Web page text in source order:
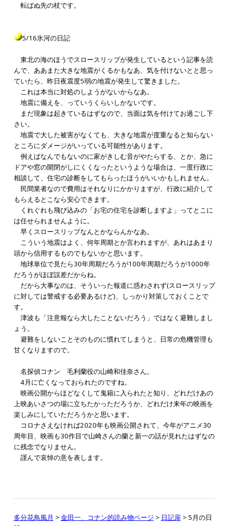
転ばぬ先の杖です。
5/16氷河の日記
東北の海のほうでスロースリップが発生しているという記事を読
んで、ああまた大きな地震がくるかもなあ、気を付けないとと思っ
ていたら、昨日夜震度5弱の地震が発生して驚きました。
これは本当に対処のしようがないからなあ。
地震に備えを、っていうくらいしかないです。
まだ現象は起きているはずなので、当面は気を付けてお過ごし下
さい。
地震で大した被害がなくても、大きな地震が度重なると知らない
ところにダメージがいっている可能性があります。
例えばなんでもないのに家がきしむ音がやたらする、とか、急に
ドアや窓の開閉がしにくくなったというような場合は、一度行政に
相談して、住宅の診断をしてもらったほうがいいかもしれません。
民間業者なので費用はそれなりにかかりますが、行政に紹介して
もらえるとこなら安心できます。
くれぐれも飛び込みの「お宅の住宅を診断しますよ」ってとこに
は任せられませんように。
早くスロースリップなんとかならんかなあ。
こういう地震はよく、何年周期とか言われますが、あれはあまり
頭から信用するものでもないかと思います。
地球単位で見たら30年周期だろうが100年周期だろうが1000年
だろうがほぼ誤差だからね。
だから大事なのは、そういった報道に惑わされず(スロースリップ
に対しては警戒する必要あるけど)、しっかり対策しておくことで
す。
津波も「注意報なら大したことないだろう」ではなく避難しまし
ょう。
避難をしないことそのものに慣れてしまうと、日常の危機管理も
甘くなりますので。
名探偵コナン 毛利蘭役の山崎和佳奈さん。
4月に亡くなっておられたのですね。
映画公開からほどなくして鬼籍に入られたと知り、どれだけあの
上映あいさつの場に立ちたかっただろうか、どれだけ来年の映画を
楽しみにしていただろうかと思います。
コロナさえなければ2020年も映画公開されて、今年がアニメ30
周年目、映画も30作目で山崎さんの蘭と新一の話が見れたはずなの
に残念でなりません。
謹んで哀悼の意を表します。
多分花鳥風月 >金田一、コナン的読み物ページ > 日記扉> 5月の日